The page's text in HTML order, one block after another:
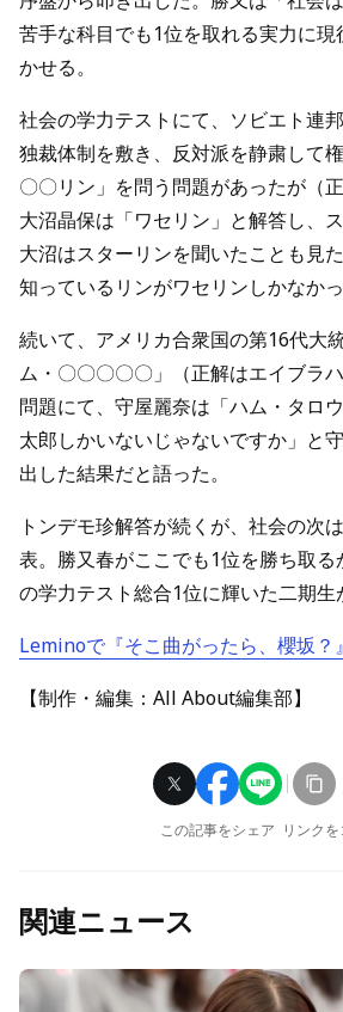
苦手な科目でも1位を取れる実力に
かせる。
社会の学力テストにて、ソビエト連
独裁体制を敷き、反対派を静粛して
〇〇リン」を問う問題があったが（
大沼晶保は「ワセリン」と解答し、
大沼はスターリンを聞いたことも見
知っているリンがワセリンしかなかっ
続いて、アメリカ合衆国の第16代大
ム・〇〇〇〇〇」（正解はエイブラ
問題にて、守屋麗奈は「ハム・タロ
太郎しかいないじゃないですか」と
出した結果だと語った。
トンデモ珍解答が続くが、社会の次
表。勝又春がここでも1位を勝ち取
の学力テスト総合1位に輝いた二期生
Leminoで『そこ曲がったら、櫻坂？
【制作・編集：All About編集部】
この記事をシェア リンク
関連ニュース